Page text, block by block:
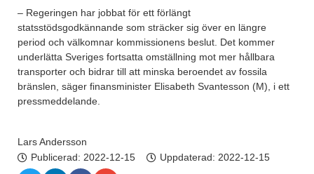
– Regeringen har jobbat för ett förlängt
statsstödsgodkännande som sträcker sig över en längre
period och välkomnar kommissionens beslut. Det kommer
underlätta Sveriges fortsatta omställning mot mer hållbara
transporter och bidrar till att minska beroendet av fossila
bränslen, säger finansminister Elisabeth Svantesson (M), i ett
pressmeddelande.
Lars Andersson
Publicerad: 2022-12-15 Uppdaterad: 2022-12-15